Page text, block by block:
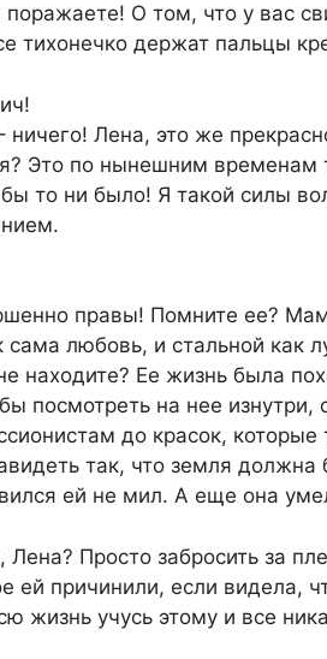
О том, что у вас
тихонечко держат пальцы
Лена, это же
Это по нынешним временам
то ни было! Я такой силы
правы! Помните ее?
сама любовь, и стальной как
находите? Ее жизнь была
посмотреть на нее
до красок,
так, что земля
ей не мил. А еще она
Лена? Просто забросить за
ей причинили, если видела,
жизнь учусь этому и все